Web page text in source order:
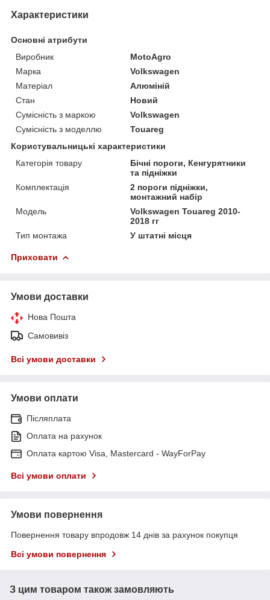
Характеристики
Основні атрибути
Виробник
MotoAgro
Марка
Volkswagen
Матеріал
Алюміній
Стан
Новий
Сумісність з маркою
Volkswagen
Сумісність з моделлю
Touareg
Користувальницькі характеристики
Категорія товару
Бічні пороги, Кенгурятники
та підніжки
Комплектація
2 пороги підніжки,
монтажний набір
Мoдель
Volkswagen Touareg 2010-
2018 гг
Тип монтажа
У штатні місця
Приховати
Умови доставки
Нова Пошта
Самовивіз
Всі умови доставки
Умови оплати
Післяплата
Оплата на рахунок
Оплата картою Visa, Mastercard - WayForPay
Всі умови оплати
Умови повернення
Повернення товару впродовж 14 днів за рахунок покупця
Всі умови повернення
З цим товаром також замовляють